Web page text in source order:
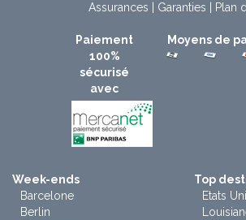
Assurances
Garanties Plan
Paiement
100%
sécurisé
avec
Moyens de
Week-ends
Barcelone
Berlin
Top
Etats